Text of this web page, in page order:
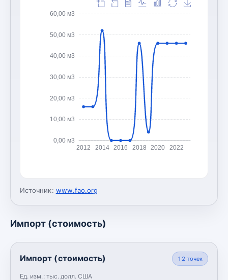
0,00 м3
10,00 м3
20,00 м3
30,00 м3
40,00 м3
50,00 м3
60,00 м3
2012 2014 2016 2018 2020 2022
Источник: www.fao.org
Импорт (стоимость)
Импорт (стоимость)
Ед. изм.: тыс. долл. США
12 точек